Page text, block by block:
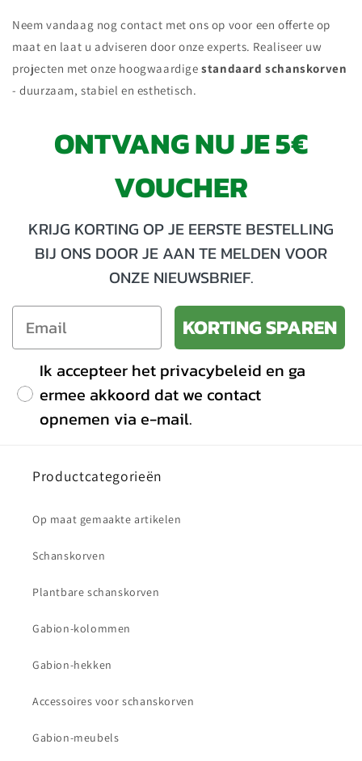
Neem vandaag nog contact met ons op voor een offerte op
maat en laat u adviseren door onze experts. Realiseer uw
projecten met onze hoogwaardigestandaard schanskorven
- duurzaam, stabiel en esthetisch.
ONTVANG NU JE 5€
VOUCHER
KRIJG KORTING OP JE EERSTE BESTELLING
BIJ ONS DOOR JE AAN TE MELDEN VOOR
ONZE NIEUWSBRIEF.
KORTING SPAREN
Ik accepteer het privacybeleid en ga
ermee akkoord dat we contact
opnemen via e-mail.
Productcategorieën
Op maat gemaakte artikelen
Schanskorven
Plantbare schanskorven
Gabion-kolommen
Gabion-hekken
Accessoires voor schanskorven
Gabion-meubels